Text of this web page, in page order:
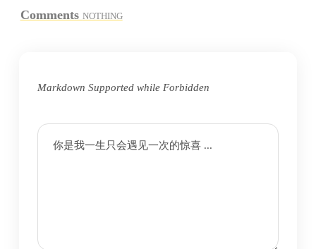
Comments NOTHING
Markdown Supported whileForbidden
你是我一生只会遇见一次的惊喜 ...